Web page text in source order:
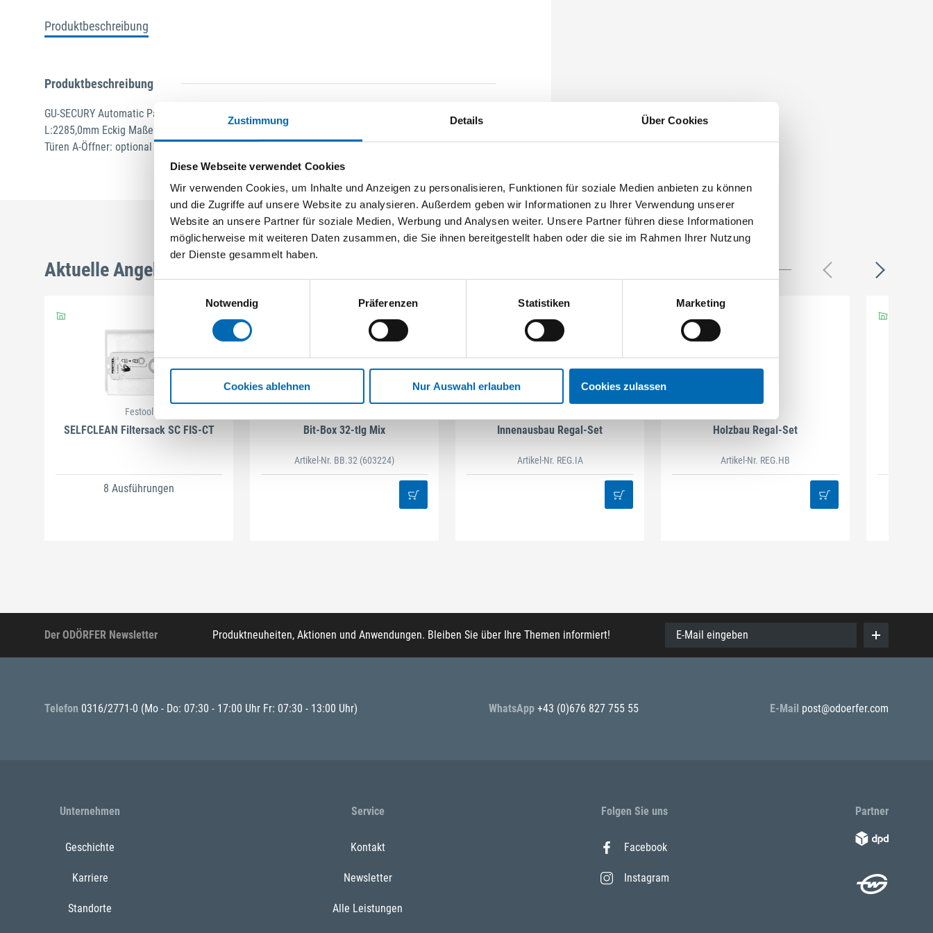
Zustimmung Details Über Cookies
Diese Webseite verwendet Cookies
Wir verwenden Cookies, um Inhalte und Anzeigen zu personalisieren, Funktionen für soziale Medien anbieten zu können
und die Zugriffe auf unsere Website zu analysieren. Außerdem geben wir Informationen zu Ihrer Verwendung unserer
Website an unsere Partner für soziale Medien, Werbung und Analysen weiter. Unsere Partner führen diese Informationen
möglicherweise mit weiteren Daten zusammen, die Sie ihnen bereitgestellt haben oder die sie im Rahmen Ihrer Nutzung
der Dienste gesammelt haben.
Notwendig
Präferenzen Statistiken Marketing
Cookies ablehnen Nur Auswahl erlauben Cookies zulassen
Produktbeschreibung
Produktbeschreibung
GU-SECURY Automatic Panik 35/92 sf2 Nuss: 9mm Kennkerbe: 1020mm Flachstulp 16x2,5mm
L:2285,0mm Eckig Maße: A1 730,0mm B1 760,0mm Wechselfunktion E FH - für feuerhemmende
Türen A-Öffner: optional Edelstahl geschliffen
Aktuelle Angebote
Festool
SELFCLEAN Filtersack SC FIS-CT
8 Ausführungen
Bit-Box 32-tlg Mix
Artikel-Nr. BB.32 (603224)
Innenausbau Regal-Set
Artikel-Nr. REG.IA
Holzbau Regal-Set
Artikel-Nr. REG.HB
Der ODÖRFER Newsletter Produktneuheiten, Aktionen und Anwendungen. Bleiben Sie über Ihre Themen informiert! E-Mail eingeben
Telefon 0316/2771-0 (Mo - Do: 07:30 - 17:00 Uhr Fr: 07:30 - 13:00 Uhr) WhatsApp +43 (0)676 827 755 55 E-Mail post@odoerfer.com
Unternehmen
Geschichte
Karriere
Standorte
Service
Kontakt
Newsletter
Alle Leistungen
Folgen Sie uns
Facebook
Instagram
Partner